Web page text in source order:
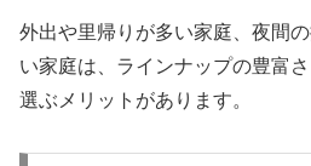
外出や里帰りが多い家庭、夜間
い家庭は、ラインナップの豊富
選ぶメリットがあります。